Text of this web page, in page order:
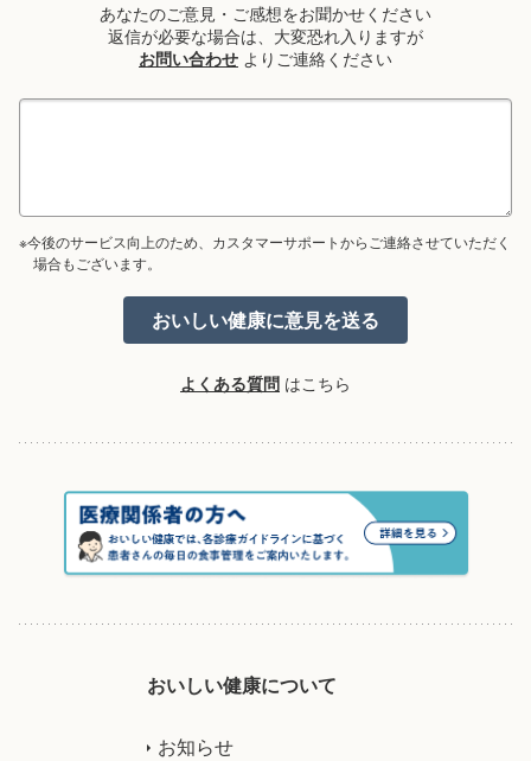
あなたのご意見・ご感想をお聞かせください
返信が必要な場合は、大変恐れ入りますが
お問い合わせ よりご連絡ください
※今後のサービス向上のため、カスタマーサポートからご連絡させていただく
場合もございます。
よくある質問 はこちら
おいしい健康について
お知らせ